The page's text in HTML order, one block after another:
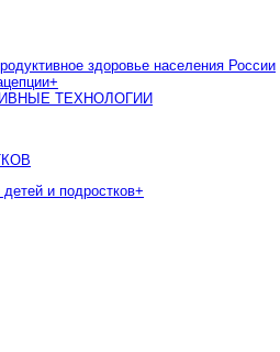
здоровье населения России
+
ТЕХНОЛОГИИ
и подростков+